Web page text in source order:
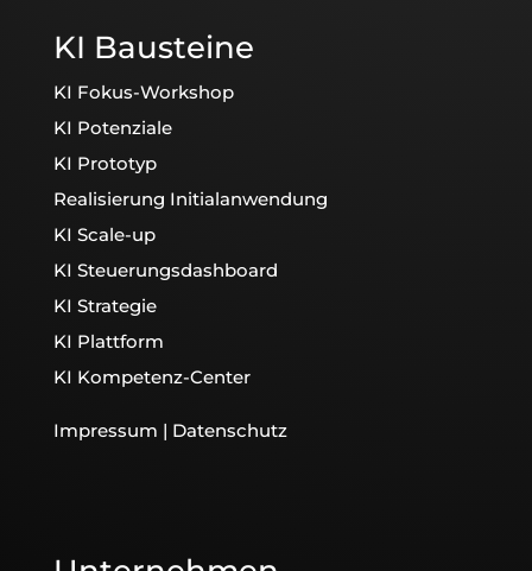
KI Bausteine
KI Fokus-Workshop
KI Potenziale
KI Prototyp
Realisierung Initialanwendung
KI Scale-up
KI Steuerungsdashboard
KI Strategie
KI Plattform
KI Kompetenz-Center
Impressum | Datenschutz